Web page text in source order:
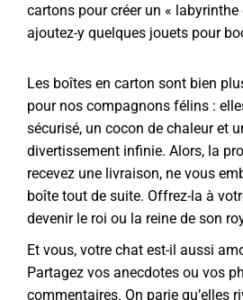
cartons pour créer un «
ajoutez-y quelques jouets pour
Les boîtes en carton sont bien
pour nos compagnons félins :
sécurisé, un cocon de chaleur et
divertissement infinie. Alors, la
recevez une livraison, ne vous
boîte tout de suite. Offrez-la à
devenir le roi ou la reine de son
Et vous, votre chat est-il aussi
Partagez vos anecdotes ou vos
commentaires. On parie qu’elles